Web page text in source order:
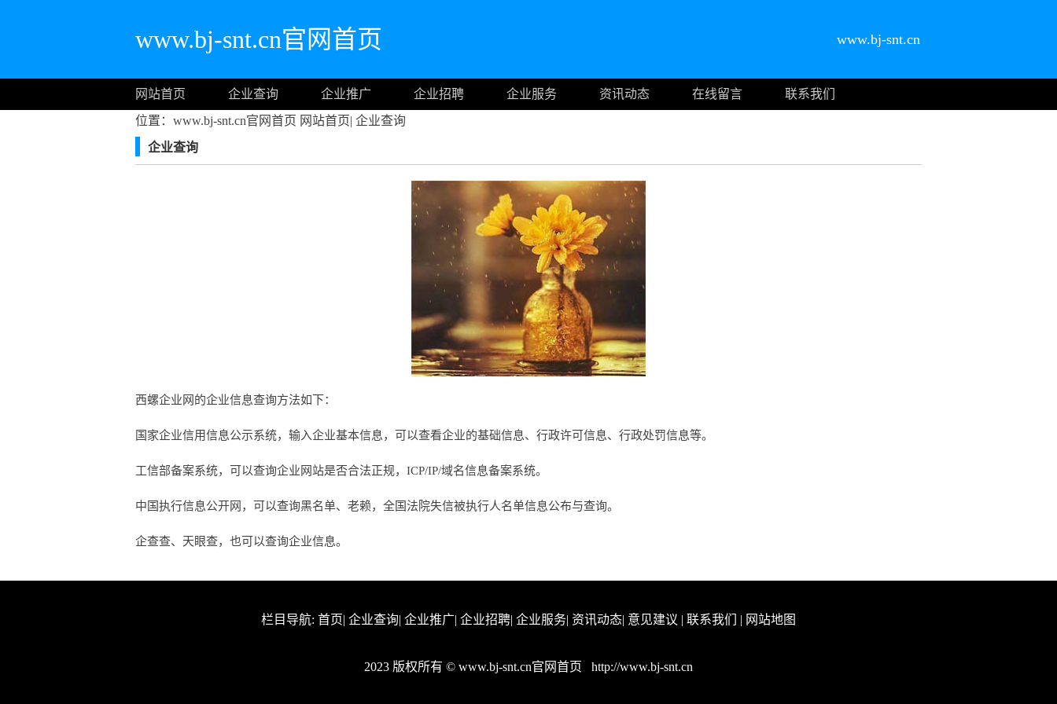
www.bj-snt.cn官网首页 www.bj-snt.cn
网站首页 企业查询 企业推广 企业招聘 企业服务 资讯动态 在线留言
联系我们
位置：www.bj-snt.cn官网首页 网站首页| 企业查询
企业查询
西螺企业网的企业信息查询方法如下：
国家企业信用信息公示系统，输入企业基本信息，可以查看企业的基础信息、行政许可信息、行政处罚信息等。
工信部备案系统，可以查询企业网站是否合法正规，ICP/IP/域名信息备案系统。
中国执行信息公开网，可以查询黑名单、老赖，全国法院失信被执行人名单信息公布与查询。
企查查、天眼查，也可以查询企业信息。
栏目导航: 首页| 企业查询| 企业推广| 企业招聘| 企业服务| 资讯动态| 意见建议 | 联系我们 | 网站地图
2023 版权所有 © www.bj-snt.cn官网首页 http://www.bj-snt.cn